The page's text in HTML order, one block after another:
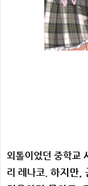
외톨이었던 중학교
리 레나코. 하지만,